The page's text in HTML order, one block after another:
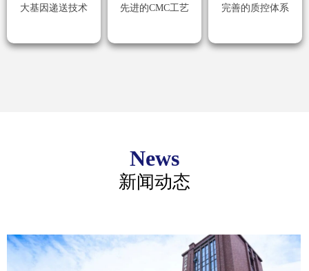
大基因递送技术 先进的CMC工艺 完善的质控体系
News
新闻动态